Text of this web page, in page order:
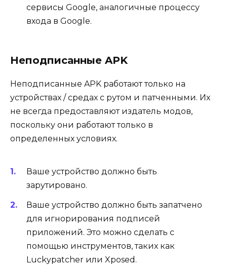
сервисы Google, аналогичные процессу
входа в Google.
Неподписанные APK
Неподписанные APK работают только на
устройствах / средах с рутом и патченными. Их
не всегда предоставляют издатель модов,
поскольку они работают только в
определенных условиях.
Ваше устройство должно быть
зарутировано.
Ваше устройство должно быть запатчено
для игнорирования подписей
приложений. Это можно сделать с
помощью инструментов, таких как
Luckypatcher или Xposed.